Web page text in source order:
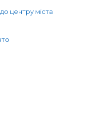
центру міста